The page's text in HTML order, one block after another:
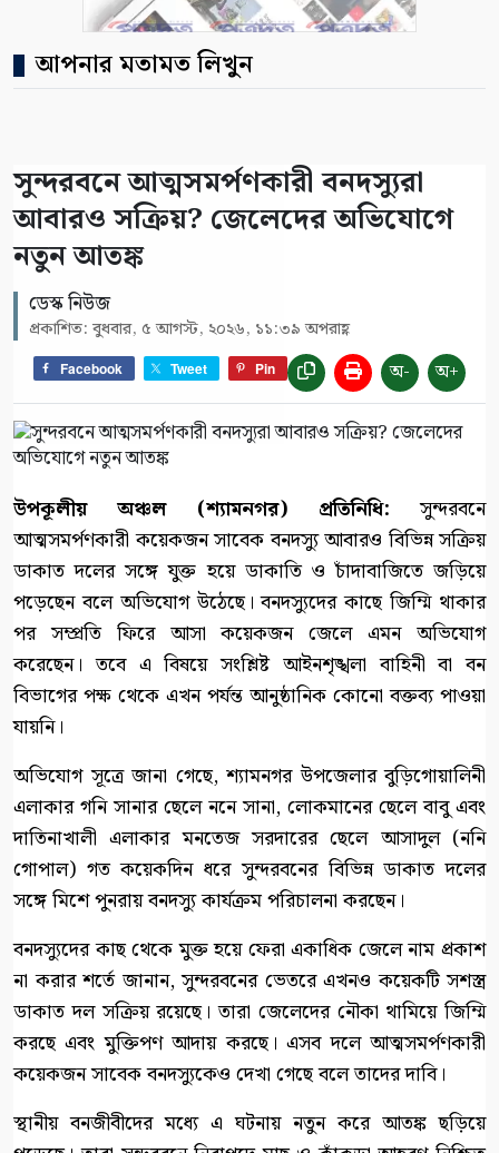
আপনার মতামত লিখুন
সুন্দরবনে আত্মসমর্পণকারী বনদস্যুরা
আবারও সক্রিয়? জেলেদের অভিযোগে
নতুন আতঙ্ক
ডেস্ক নিউজ
প্রকাশিত: বুধবার, ৫ আগস্ট, ২০২৬, ১১:৩৯ অপরাহ্ণ
Facebook Tweet Pin অ- অ+
উপকূলীয় অঞ্চল (শ্যামনগর) প্রতিনিধি: সুন্দরবনে
আত্মসমর্পণকারী কয়েকজন সাবেক বনদস্যু আবারও বিভিন্ন সক্রিয়
ডাকাত দলের সঙ্গে যুক্ত হয়ে ডাকাতি ও চাঁদাবাজিতে জড়িয়ে
পড়েছেন বলে অভিযোগ উঠেছে। বনদস্যুদের কাছে জিম্মি থাকার
পর সম্প্রতি ফিরে আসা কয়েকজন জেলে এমন অভিযোগ
করেছেন। তবে এ বিষয়ে সংশ্লিষ্ট আইনশৃঙ্খলা বাহিনী বা বন
বিভাগের পক্ষ থেকে এখন পর্যন্ত আনুষ্ঠানিক কোনো বক্তব্য পাওয়া
যায়নি।
অভিযোগ সূত্রে জানা গেছে, শ্যামনগর উপজেলার বুড়িগোয়ালিনী
এলাকার গনি সানার ছেলে ননে সানা, লোকমানের ছেলে বাবু এবং
দাতিনাখালী এলাকার মনতেজ সরদারের ছেলে আসাদুল (ননি
গোপাল) গত কয়েকদিন ধরে সুন্দরবনের বিভিন্ন ডাকাত দলের
সঙ্গে মিশে পুনরায় বনদস্যু কার্যক্রম পরিচালনা করছেন।
বনদস্যুদের কাছ থেকে মুক্ত হয়ে ফেরা একাধিক জেলে নাম প্রকাশ
না করার শর্তে জানান, সুন্দরবনের ভেতরে এখনও কয়েকটি সশস্ত্র
ডাকাত দল সক্রিয় রয়েছে। তারা জেলেদের নৌকা থামিয়ে জিম্মি
করছে এবং মুক্তিপণ আদায় করছে। এসব দলে আত্মসমর্পণকারী
কয়েকজন সাবেক বনদস্যুকেও দেখা গেছে বলে তাদের দাবি।
স্থানীয় বনজীবীদের মধ্যে এ ঘটনায় নতুন করে আতঙ্ক ছড়িয়ে